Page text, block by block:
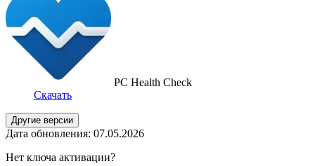
PC Health Check
Скачать
Другие версии
Дата обновления: 07.05.2026
Нет ключа активации?